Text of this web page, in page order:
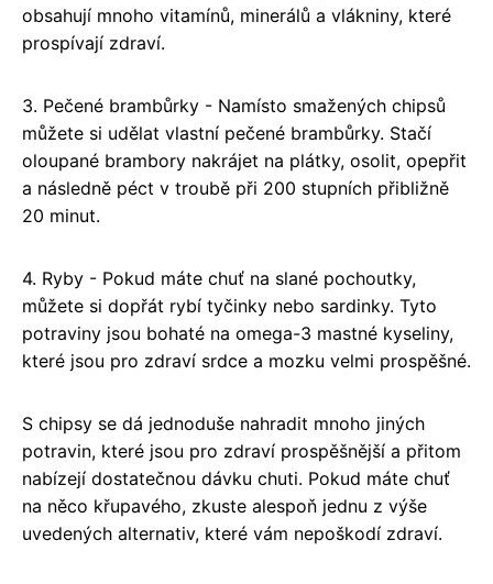
obsahují mnoho vitamínů, minerálů a vlákniny, které
prospívají zdraví.
3. Pečené brambůrky - Namísto smažených chipsů
můžete si udělat vlastní pečené brambůrky. Stačí
oloupané brambory nakrájet na plátky, osolit, opepřit
a následně péct v troubě při 200 stupních přibližně
20 minut.
4. Ryby - Pokud máte chuť na slané pochoutky,
můžete si dopřát rybí tyčinky nebo sardinky. Tyto
potraviny jsou bohaté na omega-3 mastné kyseliny,
které jsou pro zdraví srdce a mozku velmi prospěšné.
S chipsy se dá jednoduše nahradit mnoho jiných
potravin, které jsou pro zdraví prospěšnější a přitom
nabízejí dostatečnou dávku chuti. Pokud máte chuť
na něco křupavého, zkuste alespoň jednu z výše
uvedených alternativ, které vám nepoškodí zdraví.